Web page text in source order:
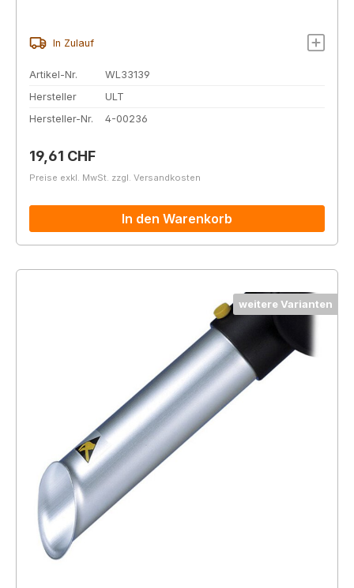
In Zulauf
Artikel-Nr.
WL33139
Hersteller
ULT
Hersteller-Nr.
4-00236
Regulärer Preis:
19,61 CHF
Preise exkl. MwSt. zzgl. Versandkosten
In den Warenkorb
weitere Varianten